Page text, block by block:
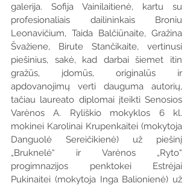
galerija. Sofija Vainilaitienė, kartu su
profesionaliais dailininkais Broniu
Leonavičium, Taida Balčiūnaite, Gražina
Švažiene, Birute Stančikaite, vertinusi
piešinius, sakė, kad darbai šiemet itin
gražūs, įdomūs, originalūs ir
apdovanojimų verti dauguma autorių,
tačiau laureato diplomai įteikti Senosios
Varėnos A. Ryliškio mokyklos 6 kl.
mokinei Karolinai Krupenkaitei (mokytoja
Danguolė Sereičikienė) už piešinį
„Bruknelė“ ir Varėnos „Ryto“
progimnazijos penktokei Estrėjai
Pukinaitei (mokytoja Inga Balionienė) už